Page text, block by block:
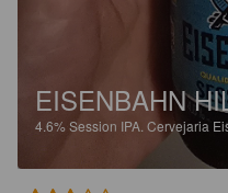
EISENBAHN
4.6%Session IPA.Cervejaria